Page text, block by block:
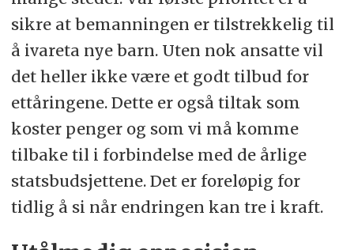
sikre at bemanningen er tilstrekkelig til
å ivareta nye barn. Uten nok ansatte vil
det heller ikke være et godt tilbud for
ettåringene. Dette er også tiltak som
koster penger og som vi må komme
tilbake til i forbindelse med de årlige
statsbudsjettene. Det er foreløpig for
tidlig å si når endringen kan tre i kraft.